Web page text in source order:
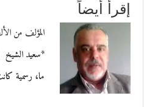
إقرأ أيضاً
المؤلف من
*سعيد
ما، رسمية